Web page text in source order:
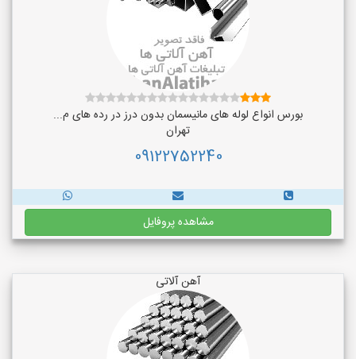
بورس انواع لوله های مانیسمان بدون درز در رده های م...
تهران
09122752240
مشاهده پروفایل
آهن آلاتی